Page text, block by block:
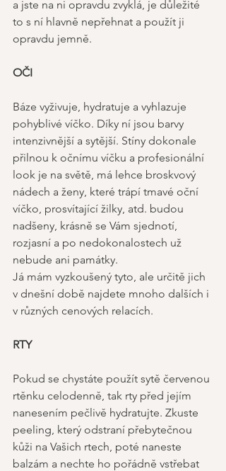
a jste na ni opravdu zvyklá, je důležité
to s ní hlavně nepřehnat a použít ji
opravdu jemně.
OČI
Báze vyživuje, hydratuje a vyhlazuje
pohyblivé víčko. Díky ní jsou barvy
intenzivnější a sytější. Stíny dokonale
přilnou k očnímu víčku a profesionální
look je na světě, má lehce broskvový
nádech a ženy, které trápí tmavé oční
víčko, prosvítající žilky, atd. budou
nadšeny, krásně se Vám sjednotí,
rozjasní a po nedokonalostech už
nebude ani památky.
Já mám vyzkoušený tyto, ale určitě jich
v dnešní době najdete mnoho dalších i
v různých cenových relacích.
RTY
Pokud se chystáte použít sytě červenou
rtěnku celodenně, tak rty před jejím
nanesením pečlivě hydratujte. Zkuste
peeling, který odstraní přebytečnou
kůži na Vašich rtech, poté naneste
balzám a nechte ho pořádně vstřebat